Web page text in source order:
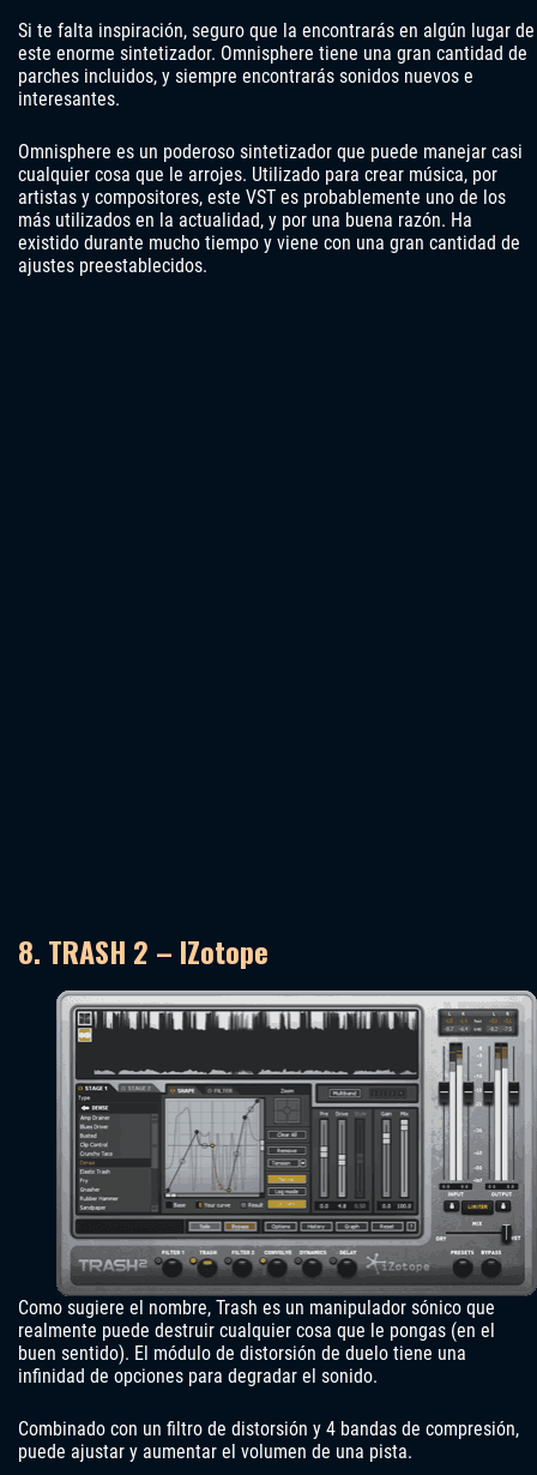
Si te falta inspiración, seguro que la encontrarás en algún lugar de
este enorme sintetizador. Omnisphere tiene una gran cantidad de
parches incluidos, y siempre encontrarás sonidos nuevos e
interesantes.
Omnisphere es un poderoso sintetizador que puede manejar casi
cualquier cosa que le arrojes. Utilizado para crear música, por
artistas y compositores, este VST es probablemente uno de los
más utilizados en la actualidad, y por una buena razón. Ha
existido durante mucho tiempo y viene con una gran cantidad de
ajustes preestablecidos.
8. TRASH 2 – IZotope
Como sugiere el nombre, Trash es un manipulador sónico que
realmente puede destruir cualquier cosa que le pongas (en el
buen sentido). El módulo de distorsión de duelo tiene una
infinidad de opciones para degradar el sonido.
Combinado con un filtro de distorsión y 4 bandas de compresión,
puede ajustar y aumentar el volumen de una pista.